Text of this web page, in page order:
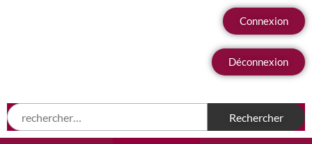
Connexion
Déconnexion